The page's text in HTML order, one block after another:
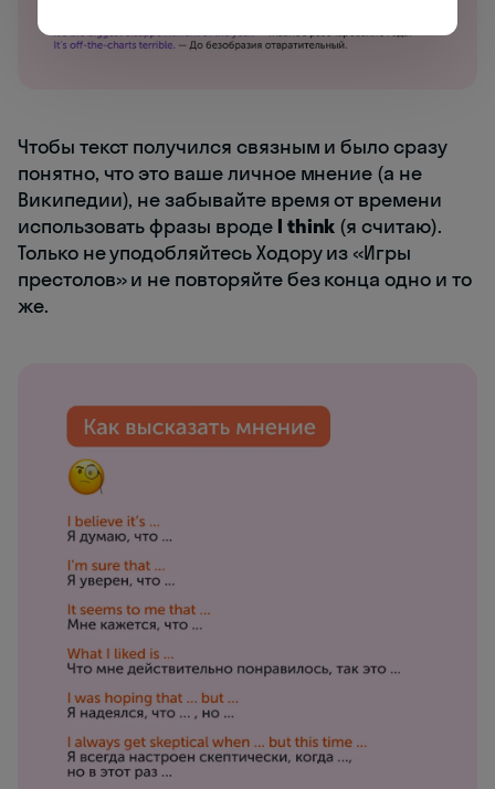
Чтобы текст получился связным и было сразу
понятно, что это ваше личное мнение (а не
Википедии), не забывайте время от времени
использовать фразы вродеI think (я считаю).
Только не уподобляйтесь Ходору из «Игры
престолов» и не повторяйте без конца одно и то
же.